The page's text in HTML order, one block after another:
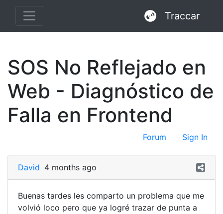
Traccar
SOS No Reflejado en
Web - Diagnóstico de
Falla en Frontend
Forum Sign In
David 4 months ago
Buenas tardes les comparto un problema que me
volvió loco pero que ya logré trazar de punta a